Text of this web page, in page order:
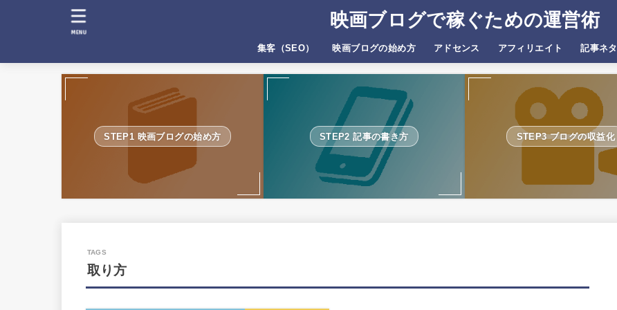
映画ブログで稼ぐための運営術
集客（SEO） 映画ブログの始め方 アドセンス アフィリエイト 記事ネタ
MENU
STEP1 映画ブログの始め方 STEP2 記事の書き方 STEP3 ブログの収益化
取り方